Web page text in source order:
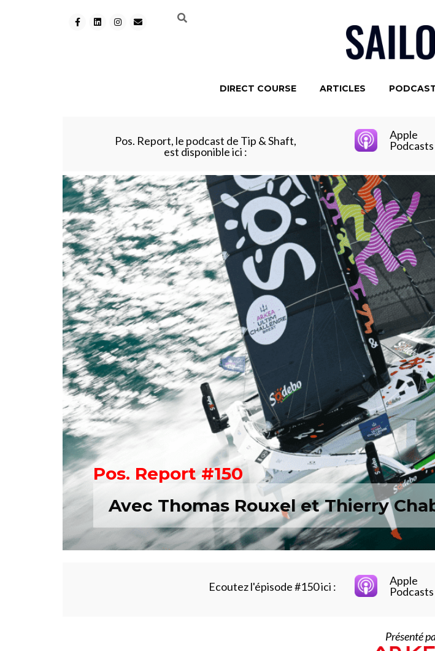
DIRECT COURSE ARTICLES
Pos. Report, le podcast de Tip & Shaft,
est disponible ici :
Apple
Podcasts
Pos. Report #150
Avec Thomas Rouxel et Thierry
Ecoutez l'épisode #150 ici :
Apple
Podcasts
Présenté